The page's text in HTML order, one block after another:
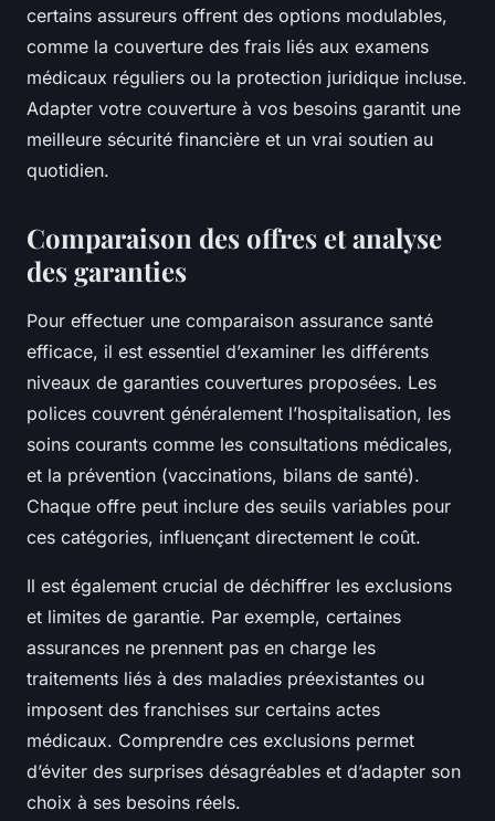
certains assureurs offrent des options modulables,
comme la couverture des frais liés aux examens
médicaux réguliers ou la protection juridique incluse.
Adapter votre couverture à vos besoins garantit une
meilleure sécurité financière et un vrai soutien au
quotidien.
Comparaison des offres et analyse
des garanties
Pour effectuer une comparaison assurance santé
efficace, il est essentiel d’examiner les différents
niveaux de garanties couvertures proposées. Les
polices couvrent généralement l’hospitalisation, les
soins courants comme les consultations médicales,
et la prévention (vaccinations, bilans de santé).
Chaque offre peut inclure des seuils variables pour
ces catégories, influençant directement le coût.
Il est également crucial de déchiffrer les exclusions
et limites de garantie. Par exemple, certaines
assurances ne prennent pas en charge les
traitements liés à des maladies préexistantes ou
imposent des franchises sur certains actes
médicaux. Comprendre ces exclusions permet
d’éviter des surprises désagréables et d’adapter son
choix à ses besoins réels.